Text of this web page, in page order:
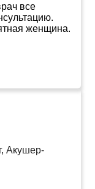
все
женщина.
Акушер-